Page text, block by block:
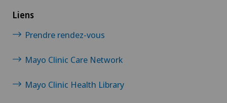
Liens
Prendre rendez-vous
Mayo Clinic Care Network
Mayo Clinic Health Library